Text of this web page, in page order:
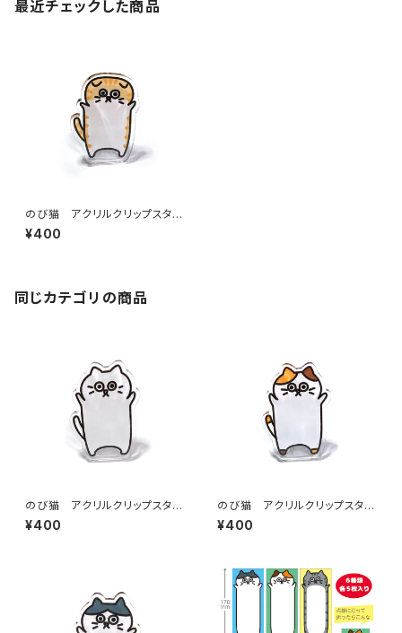
最近チェックした商品
のび猫 アクリルクリップスタン
ド（みみ猫）
¥400
同じカテゴリの商品
のび猫 アクリルクリップスタン
ド（しろ猫）
¥400
のび猫 アクリルクリップスタン
ド（みけねこ）
¥400